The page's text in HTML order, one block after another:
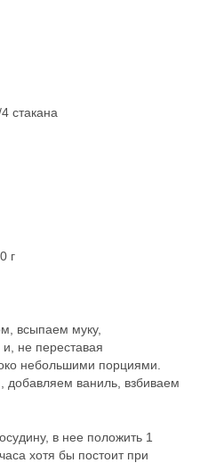
стакана
г
всыпаем муку,
не переставая
небольшими порциями.
добавляем ваниль, взбиваем
в нее положить 1
хотя бы постоит при